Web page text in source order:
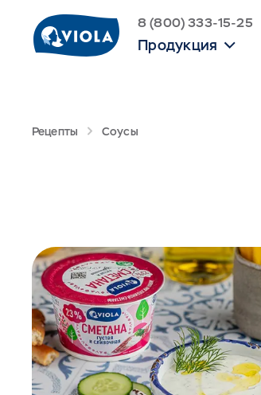
8 (800) 333-15-25
Продукция
Рецепты Соусы